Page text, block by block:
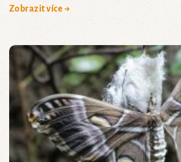
Zobrazit více →